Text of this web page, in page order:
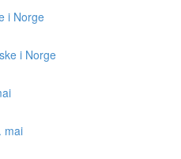
i Norge
i Norge
mai